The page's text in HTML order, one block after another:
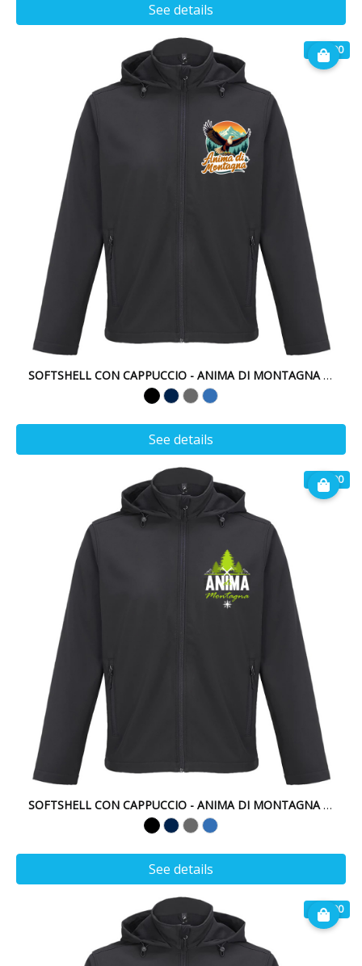
See details
€ 49.90
SOFTSHELL CON CAPPUCCIO - ANIMA DI MONTAGNA - AQUI
See details
€ 49.90
SOFTSHELL CON CAPPUCCIO - ANIMA DI MONTAGNA - ALBE
See details
€ 49.90